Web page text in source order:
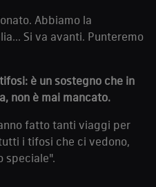
Abbiamo la
Si va avanti. Punteremo
è un sostegno che in
non è mai mancato.
fatto tanti viaggi per
i tifosi che ci vedono,
speciale".